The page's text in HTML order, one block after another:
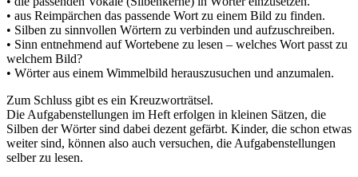
• aus Reimpärchen das passende Wort zu einem Bild zu finden.
• Silben zu sinnvollen Wörtern zu verbinden und aufzuschreiben.
• Sinn entnehmend auf Wortebene zu lesen – welches Wort passt zu
welchem Bild?
• Wörter aus einem Wimmelbild herauszusuchen und anzumalen.
Zum Schluss gibt es ein Kreuzworträtsel.
Die Aufgabenstellungen im Heft erfolgen in kleinen Sätzen, die
Silben der Wörter sind dabei dezent gefärbt. Kinder, die schon etwas
weiter sind, können also auch versuchen, die Aufgabenstellungen
selber zu lesen.